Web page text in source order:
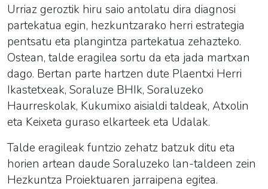
Urriaz geroztik hiru saio antolatu dira diagnosi
partekatua egin, hezkuntzarako herri estrategia
pentsatu eta plangintza partekatua zehazteko.
Ostean, talde eragilea sortu da eta jada martxan
dago. Bertan parte hartzen dute Plaentxi Herri
Ikastetxeak, Soraluze BHIk, Soraluzeko
Haurreskolak, Kukumixo aisialdi taldeak, Atxolin
eta Keixeta guraso elkarteek eta Udalak.
Talde eragileak funtzio zehatz batzuk ditu eta
horien artean daude Soraluzeko lan-taldeen zein
Hezkuntza Proiektuaren jarraipena egitea.